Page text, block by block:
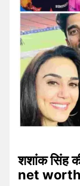
शशांक सिंह
net worth